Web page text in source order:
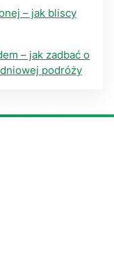
– jak bliscy
– jak zadbać o
podróży